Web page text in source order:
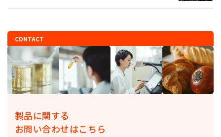
CONTACT
製品に関する
お問い合わせはこちら